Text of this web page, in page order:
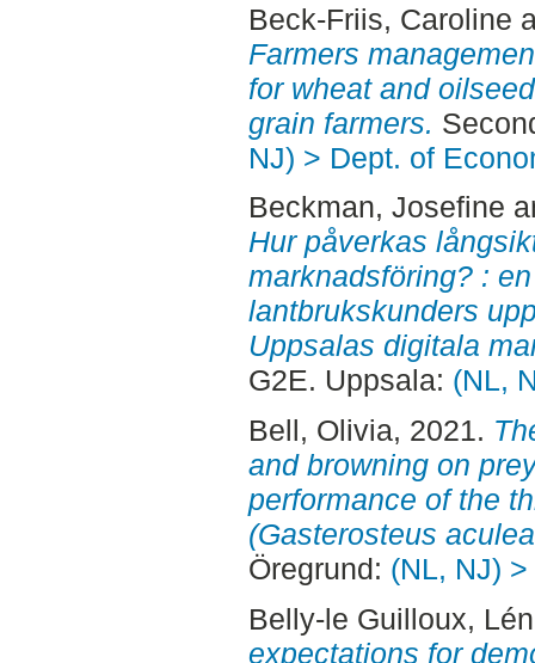
Beck-Friis, Caroline
Farmers
for wheat and
grain farmers.
NJ) > Dept. of
Beckman, Josefine
Hur påverkas
marknadsföring? :
lantbrukskunders
Uppsalas digitala
G2E. Uppsala: (NL,
Bell, Olivia, 2021.
and browning on
performance of the
(Gasterosteus
Öregrund: (NL, NJ)
Belly-le Guilloux,
expectations for